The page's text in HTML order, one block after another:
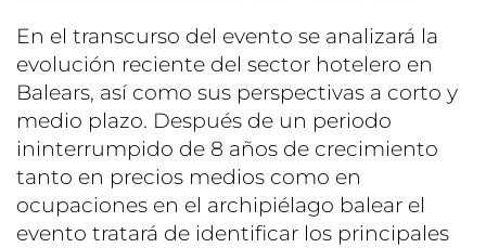
En el transcurso del evento se analizará la
evolución reciente del sector hotelero en
Balears, así como sus perspectivas a corto y
medio plazo. Después de un periodo
ininterrumpido de 8 años de crecimiento
tanto en precios medios como en
ocupaciones en el archipiélago balear el
evento tratará de identificar los principales